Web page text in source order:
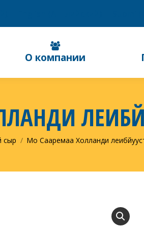
О компании
сыр Mo Сааремаа Xолланди